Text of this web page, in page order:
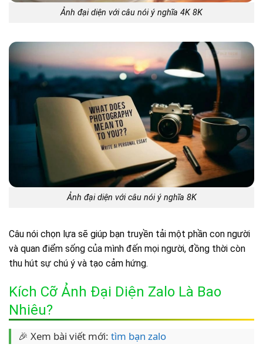
Ảnh đại diện với câu nói ý nghĩa 4K 8K
Ảnh đại diện với câu nói ý nghĩa 8K
Câu nói chọn lựa sẽ giúp bạn truyền tải một phần con người
và quan điểm sống của mình đến mọi người, đồng thời còn
thu hút sự chú ý và tạo cảm hứng.
Kích Cỡ Ảnh Đại Diện Zalo Là Bao
Nhiêu?
🎉 Xem bài viết mới: tìm bạn zalo